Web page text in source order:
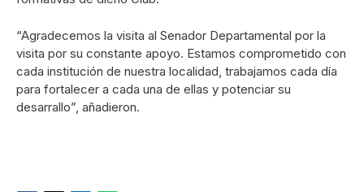
“Agradecemos la visita al Senador Departamental por la
visita por su constante apoyo. Estamos comprometido con
cada institución de nuestra localidad, trabajamos cada día
para fortalecer a cada una de ellas y potenciar su
desarrallo”, añadieron.